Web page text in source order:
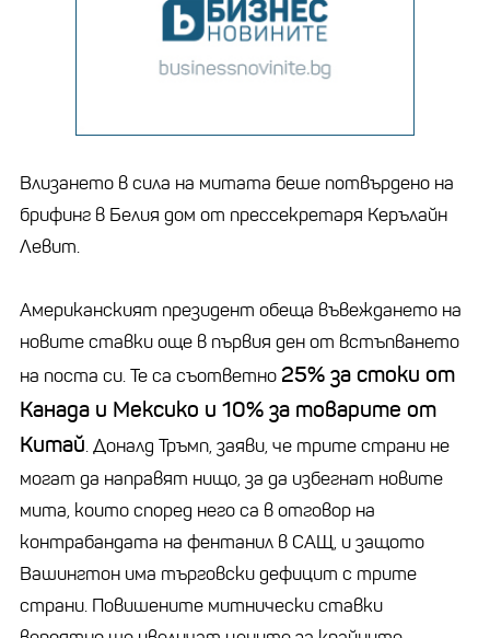
Влизането в сила на митата беше потвърдено на
брифинг в Белия дом от прессекретаря Керълайн
Левит.
Американският президент обеща въвеждането на
новите ставки още в първия ден от встъпването
на поста си. Те са съответно 25% за стоки от
Канада и Мексико и 10% за товарите от
Китай. Доналд Тръмп, заяви, че трите страни не
могат да направят нищо, за да избегнат новите
мита, които според него са в отговор на
контрабандата на фентанил в САЩ, и защото
Вашингтон има търговски дефицит с трите
страни. Повишените митнически ставки